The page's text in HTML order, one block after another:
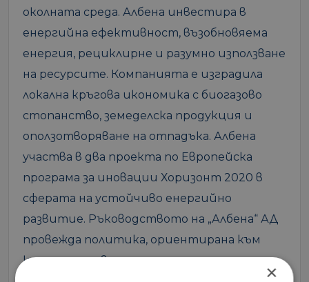
околната среда. Албена инвестира в
енергийна ефективност, възобновяема
енергия, рециклирне и разумно използване
на ресурсите. Компанията е изградила
локална кръгова икономика с биогазово
стопанство, земеделска продукция и
оползотворяване на отпадъка. Албена
участва в два проекта по Европейска
програма за иновации Хоризонт 2020 в
сферата на устойчиво енергийно
развитие. Ръководството на „Албена“ АД
провежда политика, ориентирана към
клиентите, в изпълнение на
×